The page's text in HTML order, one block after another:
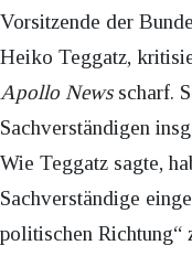
Vorsitzende der
Heiko Teggatz,
Apollo Newsscharf.
Sachverständigen
Wie Teggatz sagte,
Sachverständige
politischen Richtung“